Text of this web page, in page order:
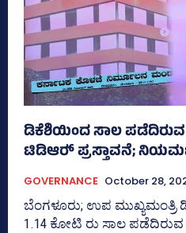
ಡಿಕೆಶಿಯಿಂದ ಸಾಲ ಪಡೆದಿರುವ
ಟಿಡಿಆರ್‍‌ ಪ್ರಸ್ತಾವನೆ;
GOVERNANCE October 28,
ಬೆಂಗಳೂರು; ಉಪ
1.14 ಕೋಟಿ ರು ಸಾಲ ಪಡೆದಿರುವ